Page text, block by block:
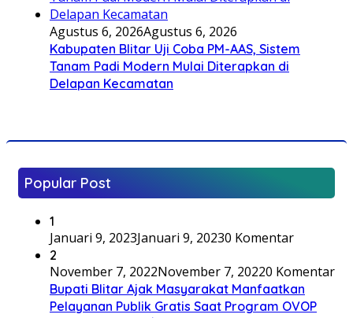
Agustus 6, 2026Agustus 6, 2026
Kabupaten Blitar Uji Coba PM-AAS, Sistem
Tanam Padi Modern Mulai Diterapkan di
Delapan Kecamatan
Popular Post
1
Januari 9, 2023Januari 9, 20230 Komentar
2
November 7, 2022November 7, 20220 Komentar
Bupati Blitar Ajak Masyarakat Manfaatkan
Pelayanan Publik Gratis Saat Program OVOP